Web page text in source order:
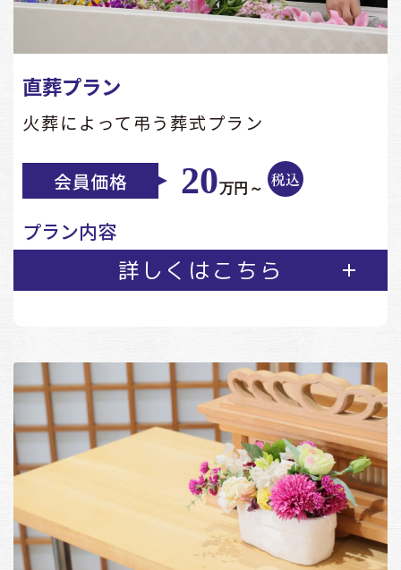
直葬プラン
火葬によって弔う葬式プラン
20万円～
プラン内容
詳しくはこちら